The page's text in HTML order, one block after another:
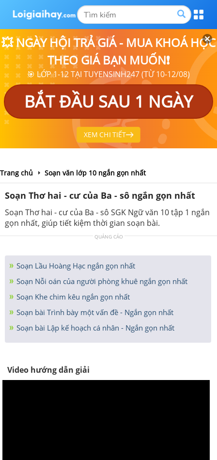
💥 NGÀY HỘI TRẢ GIÁ - MUA KHOÁ HỌC
THEO GIÁ BẠN MUỐN❗
🎯 LỚP 1-12 TẠI TUYENSINH247 (TỪ 10-12/08)
BẮT ĐẦU SAU 1 NGÀY
XEM CHI TIẾT
Trang chủ Soạn văn lớp 10 ngắn gọn nhất
Soạn Thơ hai - cư của Ba - sô ngắn gọn nhất
Soạn Thơ hai - cư của Ba - sô SGK Ngữ văn 10 tập 1 ngắn
gọn nhất, giúp tiết kiệm thời gian soạn bài.
QUẢNG CÁO
Soạn Lầu Hoàng Hạc ngắn gọn nhất
Soạn Nỗi oán của người phòng khuê ngắn gọn nhất
Soạn Khe chim kêu ngắn gọn nhất
Soạn bài Trình bày một vấn đề - Ngắn gọn nhất
Soạn bài Lập kế hoạch cá nhân - Ngắn gọn nhất
Video hướng dẫn giải